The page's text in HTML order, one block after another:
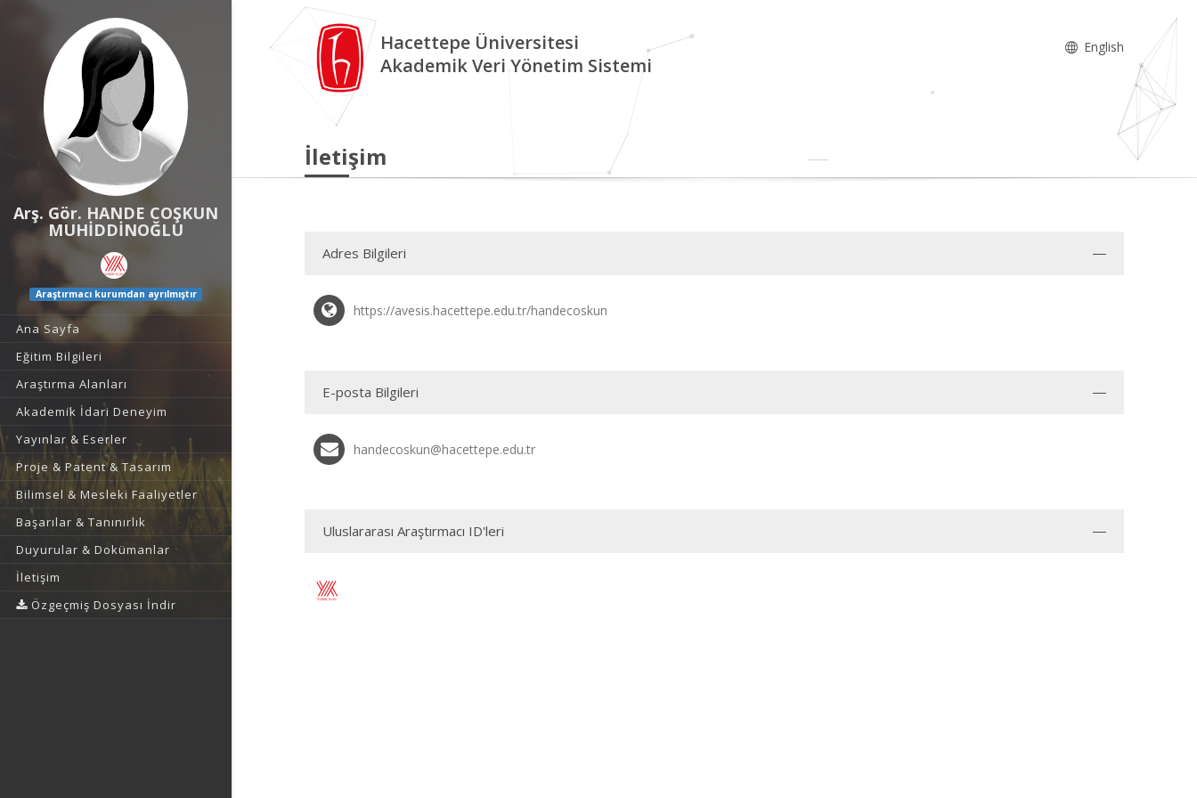
Arş. Gör. HANDE COŞKUN
MUHİDDİNOĞLU
Araştırmacı kurumdan ayrılmıştır
Ana Sayfa
Eğitim Bilgileri
Araştırma Alanları
Akademik İdari Deneyim
Yayınlar & Eserler
Proje & Patent & Tasarım
Bilimsel & Mesleki Faaliyetler
Başarılar & Tanınırlık
Duyurular & Dokümanlar
İletişim
Özgeçmiş Dosyası İndir
Hacettepe Üniversitesi
Akademik Veri Yönetim Sistemi
English
İletişim
Adres Bilgileri
https://avesis.hacettepe.edu.tr/handecoskun
E-posta Bilgileri
handecoskun@hacettepe.edu.tr
Uluslararası Araştırmacı ID'leri